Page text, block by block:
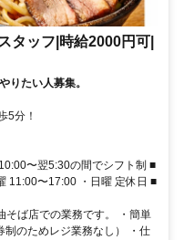
タッフ|時給2000円可|
りたい人募集。
歩5分！
〜翌5:30の間でシフト制 ■
11:00〜17:00 ・日曜 定休日 ■
そば店での業務です。 ・簡単
制のためレジ業務なし） ・仕